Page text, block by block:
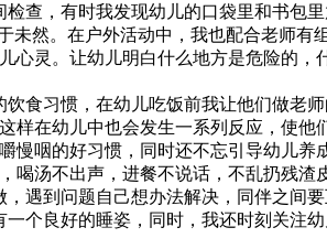
查，有时我发现幼儿的口袋里和书包
然。在户外活动中，我也配合老师有
灵。让幼儿明白什么地方是危险的，
食习惯，在幼儿吃饭前我让他们做老
在幼儿中也会发生一系列反应，使他
咽的好习惯，同时还不忘引导幼儿养
汤不出声，进餐不说话，不乱扔残渣
遇到问题自己想办法解决，同伴之间要
个良好的睡姿，同时，我还时刻关注